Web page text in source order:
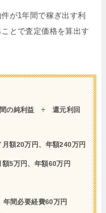
が1年間で稼ぎ出す利
とで査定価格を算出す
間の純利益 ÷ 還元利回
額20万円、年額240万円
5万円、年額60万円
間必要経費60万円